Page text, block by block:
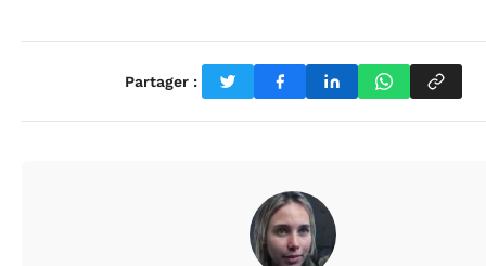
Partager :